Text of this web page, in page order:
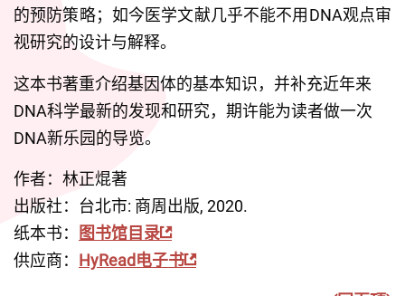
的预防策略；如今医学文献几乎不能不用DNA观点审
视研究的设计与解释。
这本书著重介绍基因体的基本知识，并补充近年来
DNA科学最新的发现和研究，期许能为读者做一次
DNA新乐园的导览。
作者：林正焜著
出版社：台北市: 商周出版, 2020.
纸本书： 图书馆目录
供应商： HyRead电子书